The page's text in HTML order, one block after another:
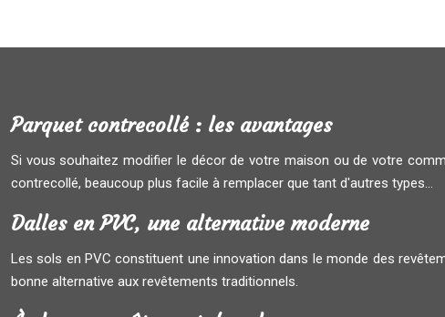
Parquet contrecollé : les avantages
Si vous souhaitez modifier le décor de votre maison ou de votre
contrecollé, beaucoup plus facile à remplacer que tant d'autres types...
Dalles en PVC, une alternative moderne
Les sols en PVC constituent une innovation dans le monde des
bonne alternative aux revêtements traditionnels.